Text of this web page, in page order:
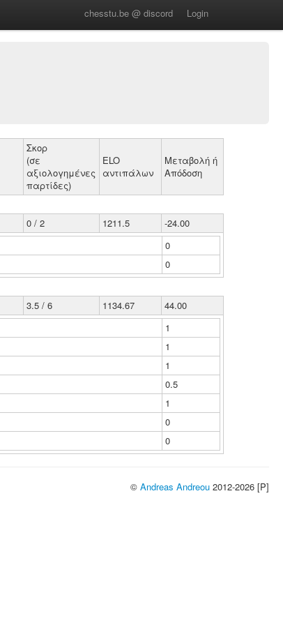
chesstu.be @ discord Login
Σκορ
(σε
αξιολογημένες
παρτίδες)
ELO
αντιπάλων
Μεταβολή ή
Απόδοση
0 / 2 1211.5
-24.00
0
0
3.5 / 6 1134.67
44.00
1
1
1
0.5
1
0
0
© Andreas Andreou 2012-2026 [P]